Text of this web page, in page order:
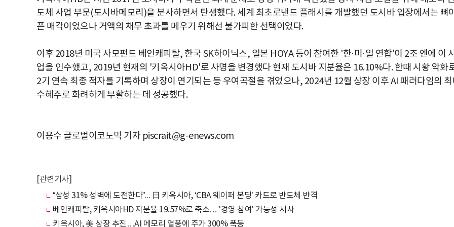
도체 사업 부문(도시바메모리)을 분사하면서 탄생했다. 세계 최초로낸드 플래시를 개발했던 도시바 입장에서는 뼈
픈 매각이었으나 거액의 채무 초과를 메우기 위해선 불가피한 선택이었다.
이후 2018년 미국 사모펀드 베인캐피탈, 한국 SK하이닉스, 일본 HOYA 등이 참여한 '한·미·일 연합'이 2조 엔에 이
업을 인수했고, 2019년 현재의 '키옥시아HD'로 사명을 변경했다 현재 도시바 지분율은 16.10%다. 한때 시황 악화
2기 연속 최종 적자를 기록하며 상장이 연기되는 등 우여곡절을 겪었으나, 2024년 12월 상장 이후 AI 패러다임의 최
수혜주로 화려하게 부활하는 데 성공했다.
이용수 글로벌이코노믹 기자 piscrait@g-enews.com
[관련기사]
“삼성 31% 성벽에 도전한다”... 日 키옥시아, ‘CBA 웨이퍼 본딩’ 카드로 반도체 반격
베인캐피탈, 키옥시아HD 지분율 19.57%로 축소… '경영 참여' 가능성 시사
키옥시아, 美 상장 추진…AI 메모리 열풍에 주가 300% 폭등